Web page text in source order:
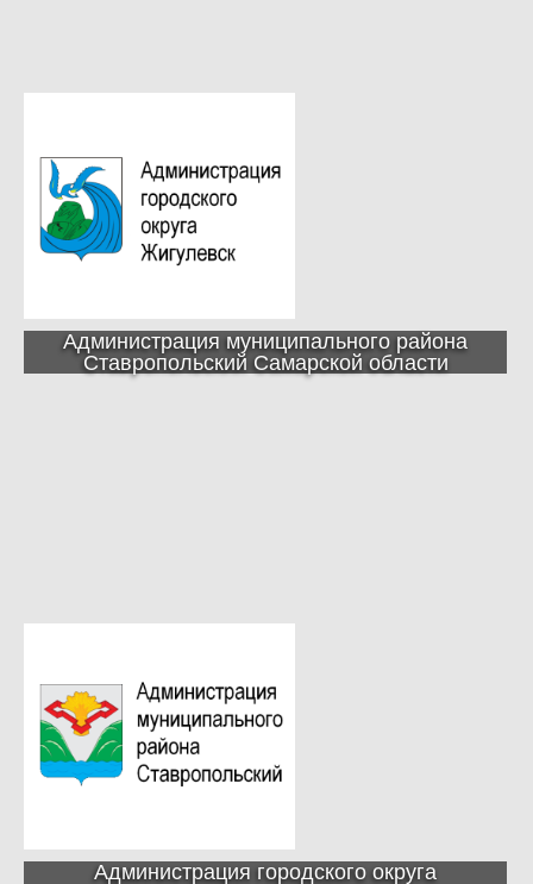
Администрация муниципального района
Ставропольский Самарской области
Администрация городского округа